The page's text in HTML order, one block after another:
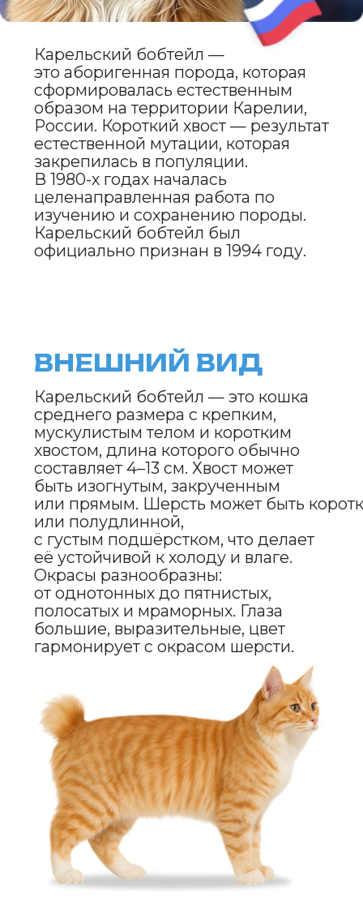
Карельские бобтейлы —
это спокойные, уравновешенные
и дружелюбные кошки. Они очень
животными, а также легко
адаптируются к новым условиям.
Карельские бобтейлы известны
с удовольствием гулять на поводке.
ХАРАКТЕР
И ПОВЕДЕНИЕ
Уход за карельским бобтейлом
несложен благодаря
их неприхотливости. Шерсть нужно
расчёсывать 1–2 раза в неделю,
чтобы удалить отмершие волоски
и поддерживать её здоровье.
В период линьки процедуру можно
проводить чаще. Купать
рекомендуется только
при необходимости. Также важно
следить за чистотой ушей, зубов
и регулярно подрезать когти.
Питание должно быть сбалансированным,
УХОД